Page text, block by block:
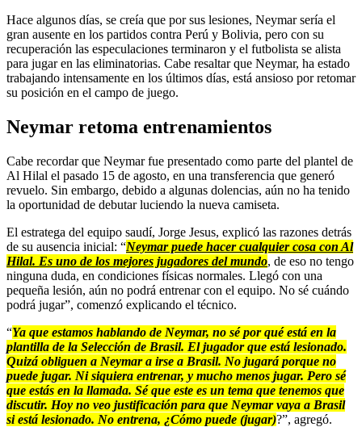
Hace algunos días, se creía que por sus lesiones, Neymar sería el
gran ausente en los partidos contra Perú y Bolivia, pero con su
recuperación las especulaciones terminaron y el futbolista se alista
para jugar en las eliminatorias. Cabe resaltar que Neymar, ha estado
trabajando intensamente en los últimos días, está ansioso por retomar
su posición en el campo de juego.
Neymar retoma entrenamientos
Cabe recordar que Neymar fue presentado como parte del plantel de
Al Hilal el pasado 15 de agosto, en una transferencia que generó
revuelo. Sin embargo, debido a algunas dolencias, aún no ha tenido
la oportunidad de debutar luciendo la nueva camiseta.
El estratega del equipo saudí, Jorge Jesus, explicó las razones detrás
de su ausencia inicial: “Neymar puede hacer cualquier cosa con Al
Hilal. Es uno de los mejores jugadores del mundo, de eso no tengo
ninguna duda, en condiciones físicas normales. Llegó con una
pequeña lesión, aún no podrá entrenar con el equipo. No sé cuándo
podrá jugar”, comenzó explicando el técnico.
“Ya que estamos hablando de Neymar, no sé por qué está en la
plantilla de la Selección de Brasil. El jugador que está lesionado.
Quizá obliguen a Neymar a irse a Brasil. No jugará porque no
puede jugar. Ni siquiera entrenar, y mucho menos jugar. Pero sé
que estás en la llamada. Sé que este es un tema que tenemos que
discutir. Hoy no veo justificación para que Neymar vaya a Brasil
si está lesionado. No entrena, ¿Cómo puede (jugar)?”, agregó.